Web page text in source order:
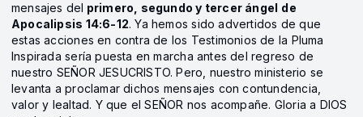
mensajes del primero, segundo y tercer ángel de
Apocalipsis 14:6-12. Ya hemos sido advertidos de que
estas acciones en contra de los Testimonios de la Pluma
Inspirada sería puesta en marcha antes del regreso de
nuestro SEÑOR JESUCRISTO. Pero, nuestro ministerio se
levanta a proclamar dichos mensajes con contundencia,
valor y lealtad. Y que el SEÑOR nos acompañe. Gloria a DIOS